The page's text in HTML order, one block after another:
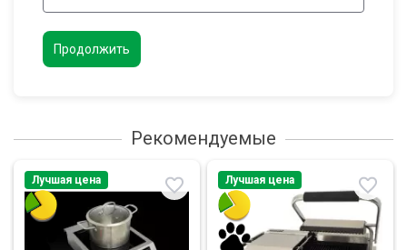
Продолжить
Рекомендуемые
Лучшая цена Лучшая цена